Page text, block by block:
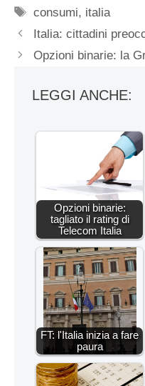
Tag
consumi, italia
Italia: cittadini
Opzioni binarie: la
LEGGI ANCHE:
Opzioni binarie:
tagliato il rating di
Telecom Italia
FT: l'Italia inizia a fare
paura